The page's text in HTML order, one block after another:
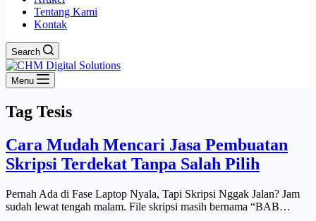
Tentang Kami
Kontak
Search
Menu
Tag Tesis
Cara Mudah Mencari Jasa Pembuatan
Skripsi Terdekat Tanpa Salah Pilih
Pernah Ada di Fase Laptop Nyala, Tapi Skripsi Nggak Jalan? Jam
sudah lewat tengah malam. File skripsi masih bernama “BAB…